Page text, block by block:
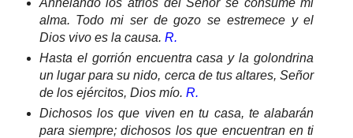
Anhelando los atrios del Señor se consume mi
alma. Todo mi ser de gozo se estremece y el
Dios vivo es la causa. R.
Hasta el gorrión encuentra casa y la golondrina
un lugar para su nido, cerca de tus altares, Señor
de los ejércitos, Dios mío. R.
Dichosos los que viven en tu casa, te alabarán
para siempre; dichosos los que encuentran en ti